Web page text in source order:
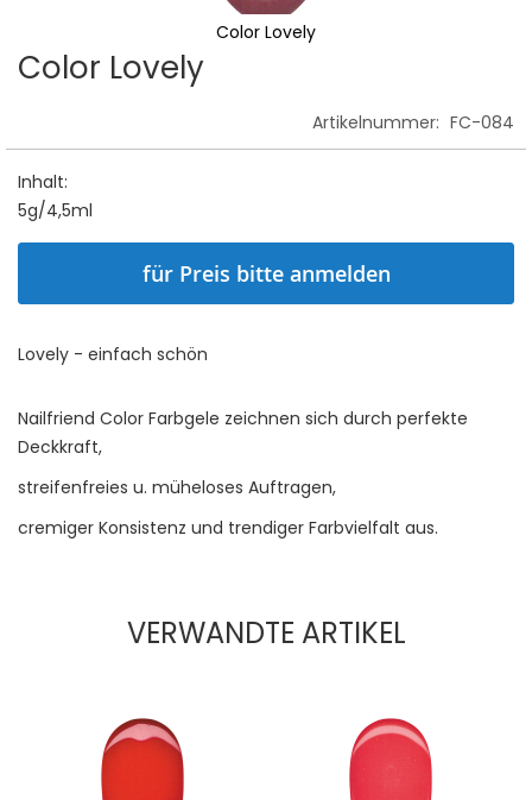
Color Lovely
Artikelnummer: FC-084
Inhalt:
5g/4,5ml
für Preis bitte anmelden
Lovely - einfach schön
Color Lovely
Skip
beginning
of
the
Nailfriend Color Farbgele zeichnen sich durch perfekte
Deckkraft,
streifenfreies u. müheloses Auftragen,
cremiger Konsistenz und trendiger Farbvielfalt aus.
VERWANDTE ARTIKEL